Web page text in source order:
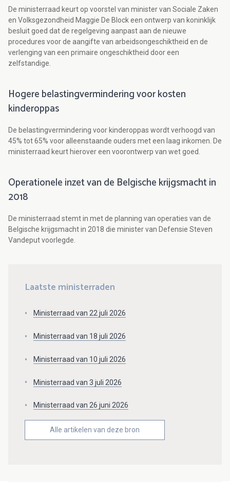
De ministerraad keurt op voorstel van minister van Sociale Zaken
en Volksgezondheid Maggie De Block een ontwerp van koninklijk
besluit goed dat de regelgeving aanpast aan de nieuwe
procedures voor de aangifte van arbeidsongeschiktheid en de
verlenging van een primaire ongeschiktheid door een
zelfstandige.
Hogere belastingvermindering voor kosten
kinderoppas
De belastingvermindering voor kinderoppas wordt verhoogd van
45% tot 65% voor alleenstaande ouders met een laag inkomen. De
ministerraad keurt hierover een voorontwerp van wet goed.
Operationele inzet van de Belgische krijgsmacht in
2018
De ministerraad stemt in met de planning van operaties van de
Belgische krijgsmacht in 2018 die minister van Defensie Steven
Vandeput voorlegde.
Laatste ministerraden
Ministerraad van 22 juli 2026
Ministerraad van 18 juli 2026
Ministerraad van 10 juli 2026
Ministerraad van 3 juli 2026
Ministerraad van 26 juni 2026
Alle artikelen van deze bron